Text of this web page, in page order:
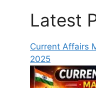
Latest
Current Affairs
2025